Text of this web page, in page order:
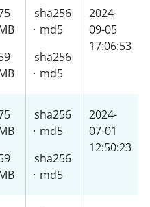
sha256
· md5
sha256
· md5
2024-
09-05
17:06:53
sha256
· md5
sha256
· md5
2024-
07-01
12:50:23